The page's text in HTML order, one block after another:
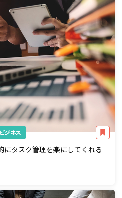
ビジネス
にタスク管理を楽にしてくれる